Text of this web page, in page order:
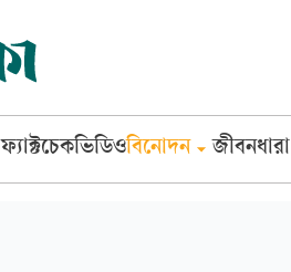
ফ্যাক্টচেকভিডিওবিনোদন জীবনধারা